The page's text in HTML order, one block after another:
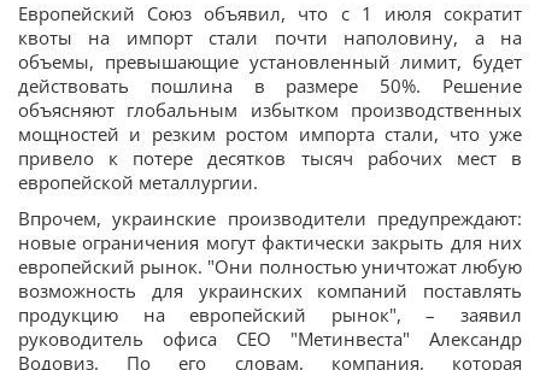
Европейский Союз объявил, что с 1 июля сократит
квоты на импорт стали почти наполовину, а на
объемы, превышающие установленный лимит, будет
действовать пошлина в размере 50%. Решение
объясняют глобальным избытком производственных
мощностей и резким ростом импорта стали, что уже
привело к потере десятков тысяч рабочих мест в
европейской металлургии.
Впрочем, украинские производители предупреждают:
новые ограничения могут фактически закрыть для них
европейский рынок. "Они полностью уничтожат любую
возможность для украинских компаний поставлять
продукцию на европейский рынок", – заявил
руководитель офиса CEO "Метинвеста" Александр
Водовиз. По его словам, компания, которая